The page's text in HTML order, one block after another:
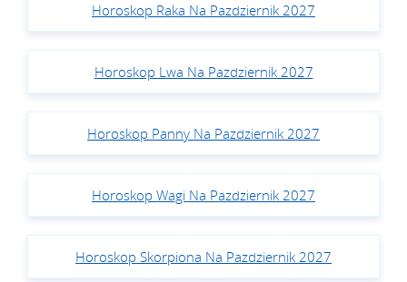
Horoskop Raka Na Pazdziernik 2027
Horoskop Lwa Na Pazdziernik 2027
Horoskop Panny Na Pazdziernik 2027
Horoskop Wagi Na Pazdziernik 2027
Horoskop Skorpiona Na Pazdziernik 2027